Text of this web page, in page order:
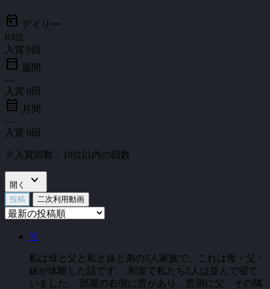
today デイリー
83位
入賞 0 回
date_range 週間
—
入賞 0 回
calendar_month
月間
—
入賞 0 回
※入賞回数：10位以内の回数
開く expand_more
投稿 二次利用動画
光
私は母と父と私と妹と弟の5人家族で、これは母・父・
妹が体験した話です。 和室で私たち5人は並んで寝て
いました。 部屋の右側に窓があり、窓側に父・その隣